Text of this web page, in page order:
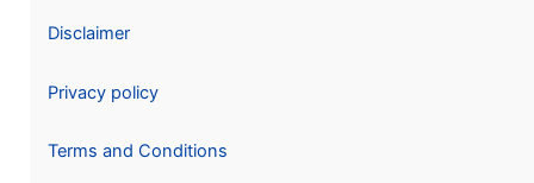
Disclaimer
Privacy policy
Terms and Conditions